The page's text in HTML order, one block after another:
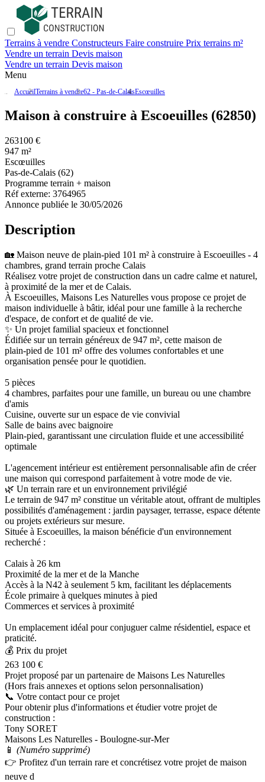
Terrains à vendre Constructeurs Faire construire Prix terrains m²
Vendre un terrain Devis maison
Vendre un terrain Devis maison
Menu
AccueilTerrains à vendre62 - Pas-de-CalaisEscœuilles
Maison à construire à Escoeuilles (62850)
263100 €
947 m²
Escœuilles
Pas-de-Calais (62)
Programme terrain + maison
Réf externe: 3764965
Annonce publiée le 30/05/2026
Description
🏡 Maison neuve de plain‑pied 101 m² à construire à Escoeuilles - 4
chambres, grand terrain proche Calais
Réalisez votre projet de construction dans un cadre calme et naturel,
à proximité de la mer et de Calais.
À Escoeuilles, Maisons Les Naturelles vous propose ce projet de
maison individuelle à bâtir, idéal pour une famille à la recherche
d'espace, de confort et de qualité de vie.
✨ Un projet familial spacieux et fonctionnel
Édifiée sur un terrain généreux de 947 m², cette maison de
plain‑pied de 101 m² offre des volumes confortables et une
organisation pensée pour le quotidien.
5 pièces
4 chambres, parfaites pour une famille, un bureau ou une chambre
d'amis
Cuisine, ouverte sur un espace de vie convivial
Salle de bains avec baignoire
Plain‑pied, garantissant une circulation fluide et une accessibilité
optimale
L'agencement intérieur est entièrement personnalisable afin de créer
une maison qui correspond parfaitement à votre mode de vie.
🌿 Un terrain rare et un environnement privilégié
Le terrain de 947 m² constitue un véritable atout, offrant de multiples
possibilités d'aménagement : jardin paysager, terrasse, espace détente
ou projets extérieurs sur mesure.
Située à Escoeuilles, la maison bénéficie d'un environnement
recherché :
Calais à 26 km
Proximité de la mer et de la Manche
Accès à la N42 à seulement 5 km, facilitant les déplacements
École primaire à quelques minutes à pied
Commerces et services à proximité
Un emplacement idéal pour conjuguer calme résidentiel, espace et
praticité.
💰 Prix du projet
263 100 €
Projet proposé par un partenaire de Maisons Les Naturelles
(Hors frais annexes et options selon personnalisation)
📞 Votre contact pour ce projet
Pour obtenir plus d'informations et étudier votre projet de
construction :
Tony SORET
Maisons Les Naturelles - Boulogne‑sur‑Mer
📱 (Numéro supprimé)
👉 Profitez d'un terrain rare et concrétisez votre projet de maison
neuve d